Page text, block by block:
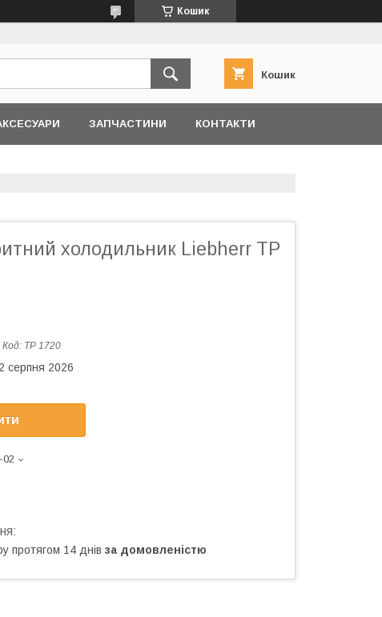
Кошик
Кошик
ЗАПЧАСТИНИ КОНТАКТИ
холодильник Liebherr TP
Код: TP 1720
серпня 2026
02
протягом 14 днів за домовленістю